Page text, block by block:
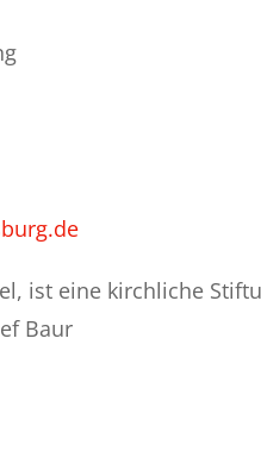
ist eine kirchliche
Baur